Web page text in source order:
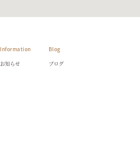
Information
お知らせ
Blog
ブログ